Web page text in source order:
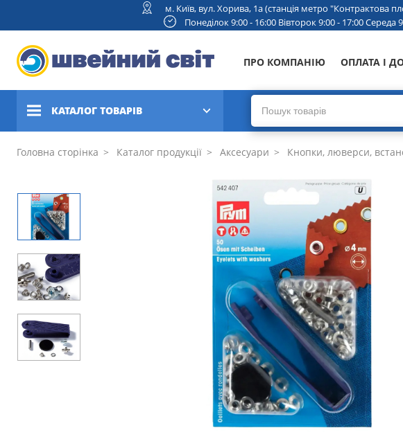
м. Київ, вул. Хорива, 1а (станція метро "Контрактова
Понеділок 9:00 - 16:00 Вівторок 9:00 - 17:00
ПРО КОМПАНІЮ ОПЛАТА І
КАТАЛОГ ТОВАРІВ
Швейні машини
вишивальні машини
Коверлоки, оверлоки,
плоскошовні машини
В'язальні машини
Аксесуари
Бренди
Головна сторінка Каталог продукції Аксесуари Кнопки, люверси,